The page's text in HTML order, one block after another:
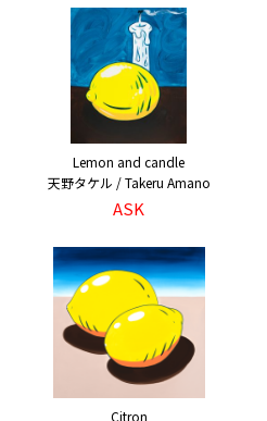
Lemon and candle
天野タケル / Takeru Amano
ASK
Citron